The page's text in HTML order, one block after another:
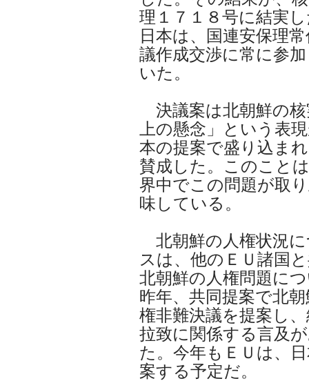
理１７１８号に結実
日本は、国連安保理
議作成交渉に常に参
いた。
決議案は北朝鮮の
上の懸念」という表
本の提案で盛り込ま
賛成した。このこと
界中でこの問題が取
味している。
北朝鮮の人権状況
スは、他のＥＵ諸国
北朝鮮の人権問題に
昨年、共同提案で北
権非難決議を提案し
拉致に関係する言及
た。今年もＥＵは、
案する予定だ。